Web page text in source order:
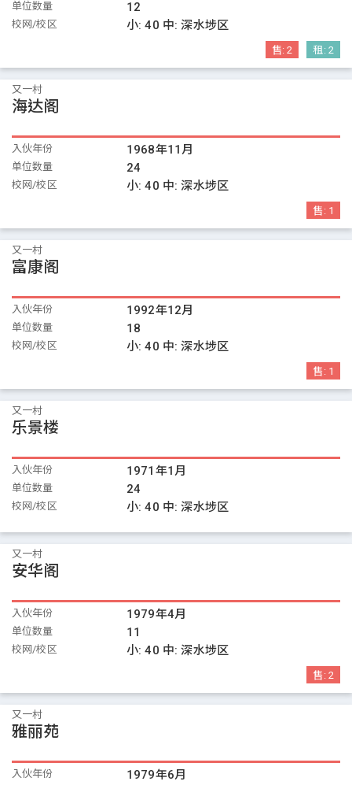
单位数量 12
校网/校区 小:40 中:深水埗区
售:2 租: 2
又一村
海达阁
入伙年份 1968年11月
单位数量 24
校网/校区 小:40 中:深水埗区
售: 1
又一村
富康阁
入伙年份 1992年12月
单位数量 18
校网/校区 小:40 中:深水埗区
售: 1
又一村
乐景楼
入伙年份 1971年1月
单位数量 24
校网/校区 小:40 中:深水埗区
又一村
安华阁
入伙年份 1979年4月
单位数量 11
校网/校区 小:40 中:深水埗区
售: 2
又一村
雅丽苑
入伙年份 1979年6月